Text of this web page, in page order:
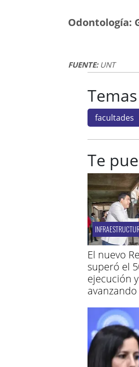
Odontología:
FUENTE:UNT
Temas
facultades
Te
El nuevo
superó el
ejecución